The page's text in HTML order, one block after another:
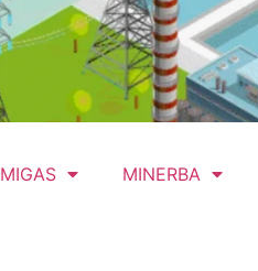
MIGAS MINERBA